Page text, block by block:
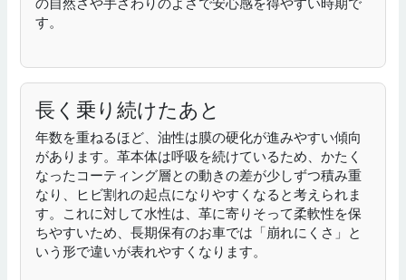
す。
長く乗り続けたあと
年数を重ねるほど、油性は膜の硬化が進みやすい傾向
があります。革本体は呼吸を続けているため、かたく
なったコーティング層との動きの差が少しずつ積み重
なり、ヒビ割れの起点になりやすくなると考えられま
す。これに対して水性は、革に寄りそって柔軟性を保
ちやすいため、長期保有のお車では「崩れにくさ」と
いう形で違いが表れやすくなります。